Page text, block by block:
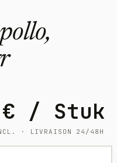
€ / Stuk
· LIVRAISON 24/48H